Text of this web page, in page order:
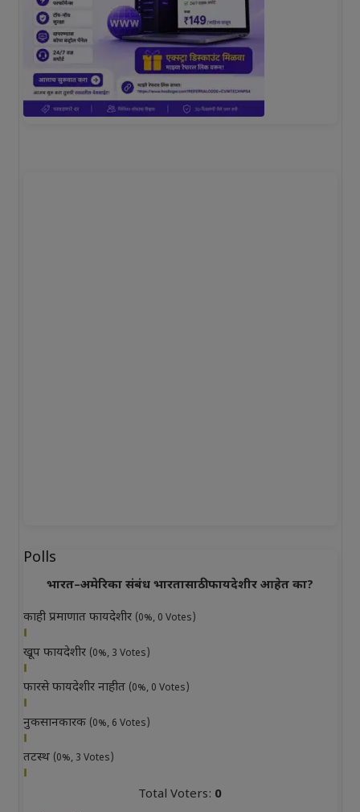
Polls
भारत–अमेरिका संबंध भारतासाठी फायदेशीर आहेत का?
काही प्रमाणात फायदेशीर (0%, 0 Votes)
खूप फायदेशीर (0%, 3 Votes)
फारसे फायदेशीर नाहीत (0%, 0 Votes)
नुकसानकारक (0%, 6 Votes)
तटस्थ (0%, 3 Votes)
Total Voters: 0